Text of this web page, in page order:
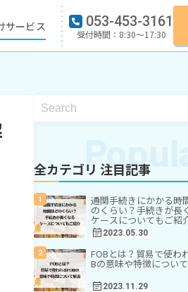
サービス 053-453-3161
受付時間：8:30〜17:30
全カテゴリ 注目記事
通関手続きにかかる時
のくらい？手続きが長
ケースについてもご紹
2023.05.30
FOBとは？貿易で使わ
Bの意味や特徴につい
2023.11.29